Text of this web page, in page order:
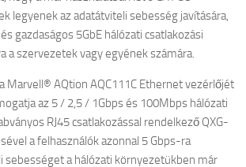
legyenek az adatátviteli sebesség javítására,
gazdaságos 5GbE hálózati csatlakozási
a szervezetek vagy egyének számára.
Marvell® AQtion AQC111C Ethernet vezérlőjét
az 5 / 2,5 / 1Gbps és 100Mbps hálózati
RJ45 csatlakozással rendelkező QXG-
a felhasználók azonnal 5 Gbps-ra
sebességet a hálózati környezetükben már